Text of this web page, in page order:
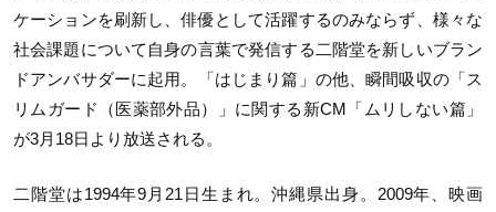
ケーションを刷新し、俳優として活躍するのみならず、様々な
社会課題について自身の言葉で発信する二階堂を新しいブラン
ドアンバサダーに起用。「はじまり篇」の他、瞬間吸収の「ス
リムガード（医薬部外品）」に関する新CM「ムリしない篇」
が3月18日より放送される。
二階堂は1994年9月21日生まれ。沖縄県出身。2009年、映画